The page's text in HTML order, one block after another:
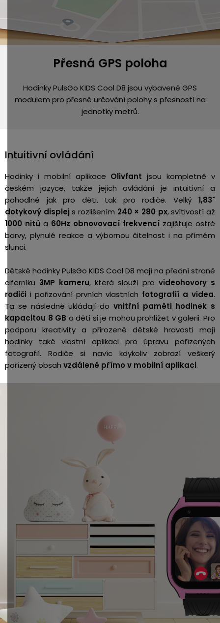
Přesná GPS poloha
Hodinky PulsGo KIDS Cool D8 jsou vybavené GPS
modulem pro přesné určování polohy s přesností na
jednotky metrů.
Intuitivní ovládání
Hodinky i mobilní aplikace Olivfant jsou kompletně v
českém jazyce, takže jejich ovládání je intuitivní a
pohodlné jak pro děti, tak pro rodiče. Velký 1,83"
dotykový displej s rozlišením 240 × 280 px, svítivostí až
1000 nitů a 60Hz obnovovací frekvencí zajišťuje ostré
barvy, plynulé reakce a výbornou čitelnost i na přímém
slunci.
Dětské hodinky PulsGo KIDS Cool D8 mají na přední straně
ciferníku 3MP kameru, která slouží pro videohovory s
rodiči i pořizování prvních vlastních fotografií a videa.
Ta se následně ukládají do vnitřní paměti hodinek s
kapacitou 8 GB a děti si je mohou prohlížet v galerii. Pro
podporu kreativity a přirozené dětské hravosti mají
hodinky také vlastní aplikaci pro úpravu pořízených
fotografií. Rodiče si navíc kdykoliv zobrazí veškerý
pořízený obsah vzdáleně přímo v mobilní aplikaci.